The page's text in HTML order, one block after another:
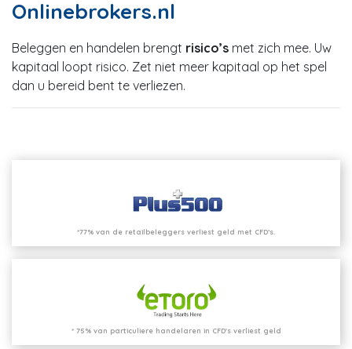
Onlinebrokers.nl
Beleggen en handelen brengt risico’s met zich mee. Uw
kapitaal loopt risico. Zet niet meer kapitaal op het spel
dan u bereid bent te verliezen.
*77% van de retailbeleggers verliest geld met CFD’s.
* 75% van particuliere handelaren in CFD's verliest geld